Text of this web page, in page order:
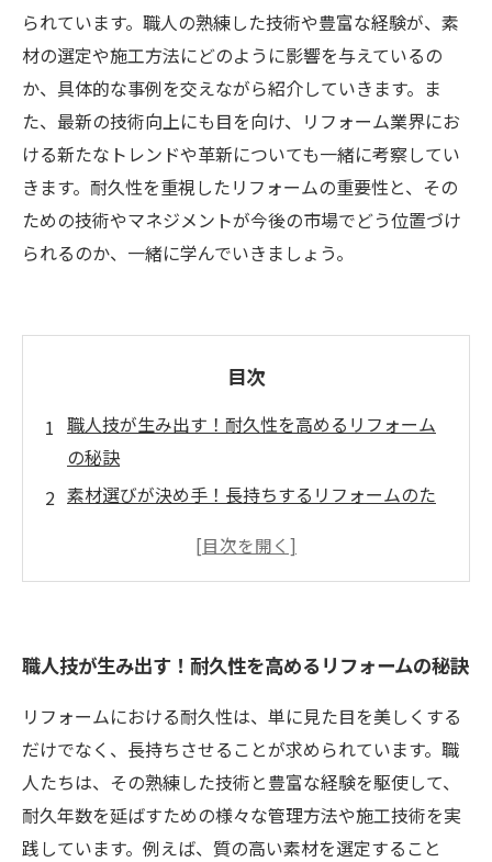
られています。職人の熟練した技術や豊富な経験が、素
材の選定や施工方法にどのように影響を与えているの
か、具体的な事例を交えながら紹介していきます。ま
た、最新の技術向上にも目を向け、リフォーム業界にお
ける新たなトレンドや革新についても一緒に考察してい
きます。耐久性を重視したリフォームの重要性と、その
ための技術やマネジメントが今後の市場でどう位置づけ
られるのか、一緒に学んでいきましょう。
目次
職人技が生み出す！耐久性を高めるリフォーム
の秘訣
素材選びが決め手！長持ちするリフォームのた
施工方法で差をつける！職人が語る耐久性の重
職人の熟練技術が未来を変える！持続可能なリ
フォームの実現
リフォーム市場のトレンドに迫る！耐久性を重
視した活用法
これからのリフォーム業界に必要な「耐久性」
とは？
職人技が生み出す！耐久性を高めるリフォームの秘訣
リフォームにおける耐久性は、単に見た目を美しくする
だけでなく、長持ちさせることが求められています。職
人たちは、その熟練した技術と豊富な経験を駆使して、
耐久年数を延ばすための様々な管理方法や施工技術を実
践しています。例えば、質の高い素材を選定すること